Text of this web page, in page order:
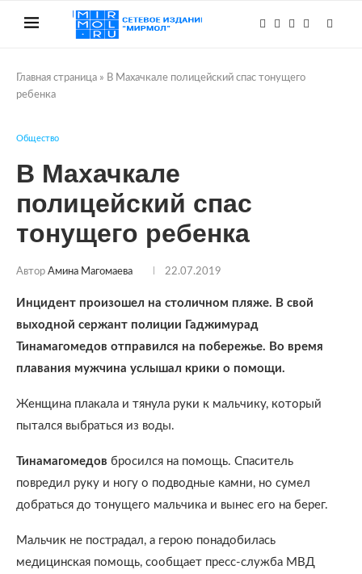
Главная страница » В Махачкале полицейский спас тонущего
ребенка
Общество
В Махачкале
полицейский спас
тонущего ребенка
Автор Амина Магомаева 22.07.2019
Инцидент произошел на столичном пляже. В свой
выходной сержант полиции Гаджимурад
Тинамагомедов отправился на побережье. Во время
плавания мужчина услышал крики о помощи.
Женщина плакала и тянула руки к мальчику, который
пытался выбраться из воды.
Тинамагомедов бросился на помощь. Спаситель
повредил руку и ногу о подводные камни, но сумел
добраться до тонущего мальчика и вынес его на берег.
Мальчик не пострадал, а герою понадобилась
медицинская помощь, сообщает пресс-служба МВД